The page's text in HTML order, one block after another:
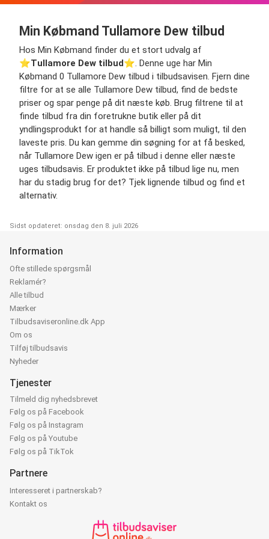
Min Købmand Tullamore Dew tilbud
Hos Min Købmand finder du et stort udvalg af
⭐️Tullamore Dew tilbud⭐️. Denne uge har Min
Købmand 0 Tullamore Dew tilbud i tilbudsavisen. Fjern dine
filtre for at se alle Tullamore Dew tilbud, find de bedste
priser og spar penge på dit næste køb. Brug filtrene til at
finde tilbud fra din foretrukne butik eller på dit
yndlingsprodukt for at handle så billigt som muligt, til den
laveste pris. Du kan gemme din søgning for at få besked,
når Tullamore Dew igen er på tilbud i denne eller næste
uges tilbudsavis. Er produktet ikke på tilbud lige nu, men
har du stadig brug for det? Tjek lignende tilbud og find et
alternativ.
Sidst opdateret: onsdag den 8. juli 2026
Information
Ofte stillede spørgsmål
Reklamér?
Alle tilbud
Mærker
Tilbudsaviseronline.dk App
Om os
Tilføj tilbudsavis
Nyheder
Tjenester
Tilmeld dig nyhedsbrevet
Følg os på Facebook
Følg os på Instagram
Følg os på Youtube
Følg os på TikTok
Partnere
Interesseret i partnerskab?
Kontakt os